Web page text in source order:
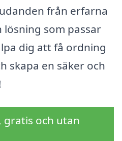
från erfarna
som passar
dig att få ordning
skapa en säker och
gratis och utan